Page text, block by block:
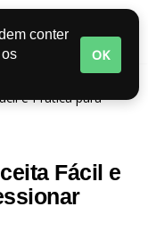
e Prática para
Fácil e
conter
OK